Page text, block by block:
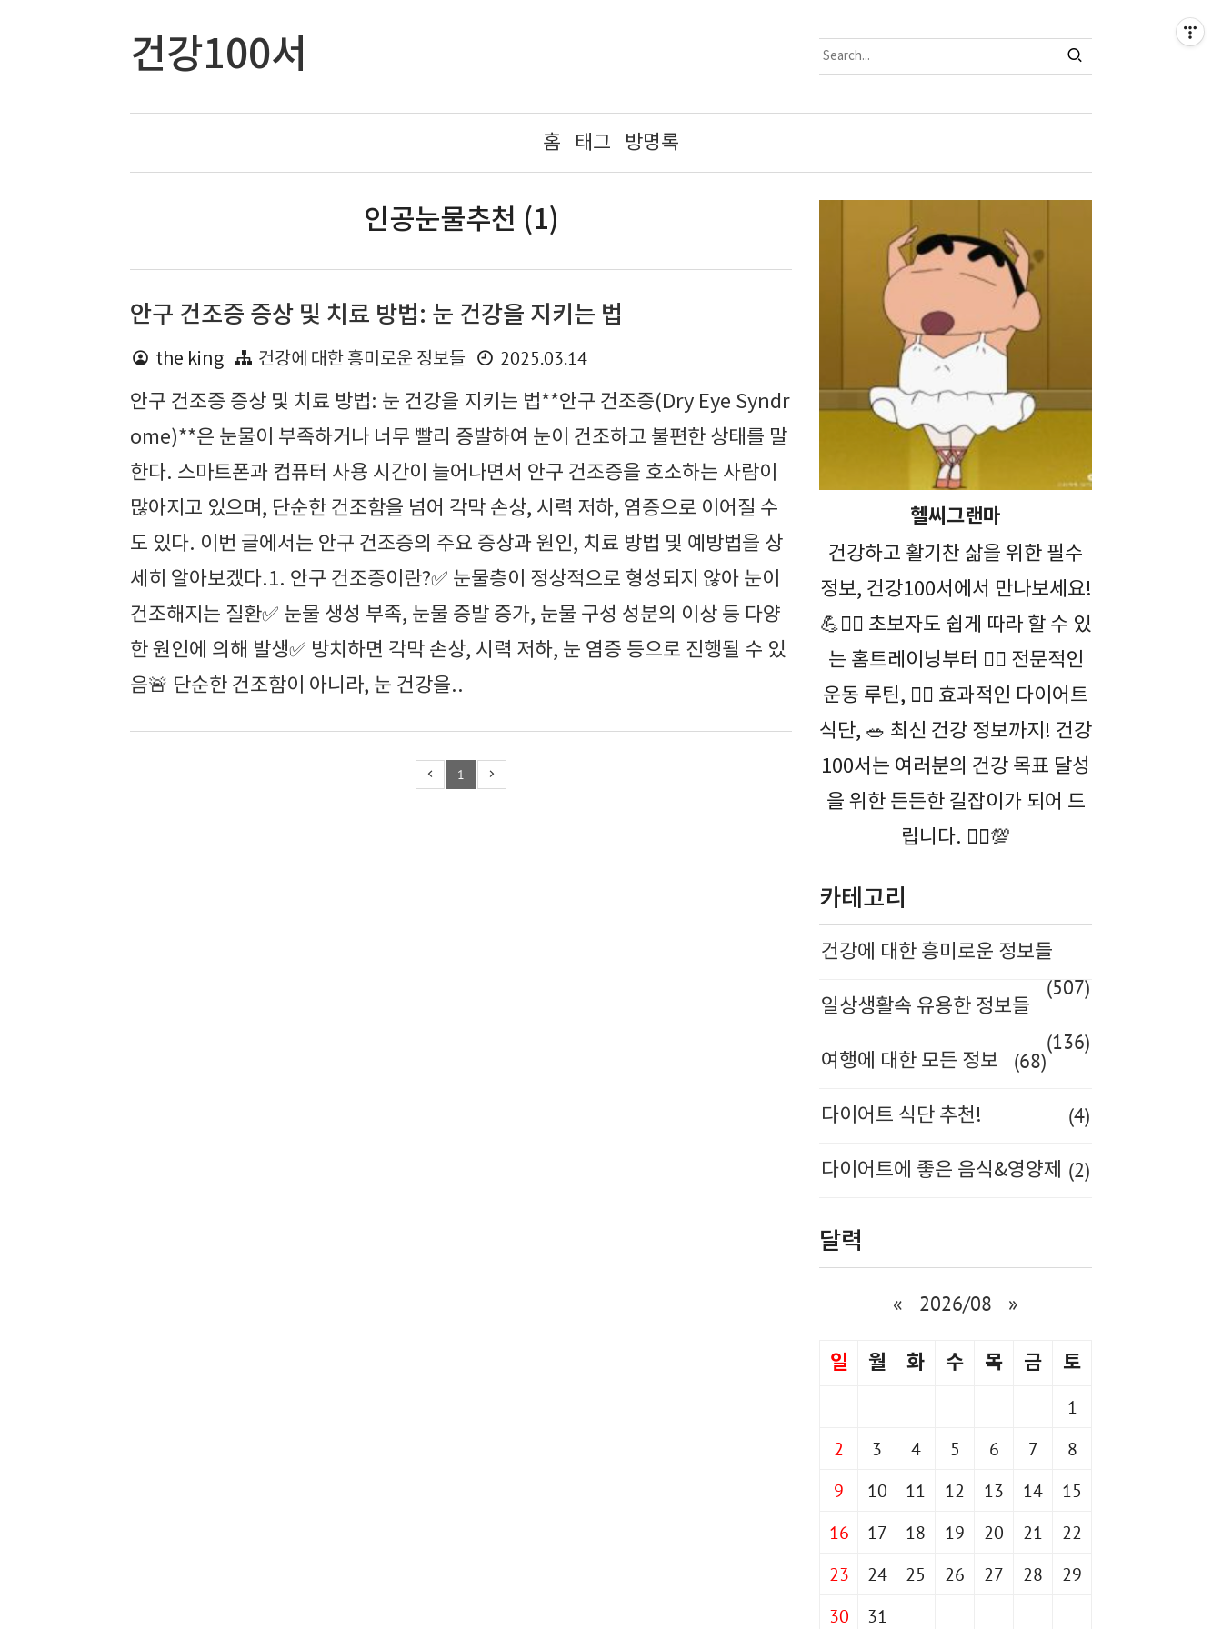
건강100서
홈 태그 방명록
인공눈물추천 (1)
안구 건조증 증상 및 치료 방법: 눈 건강을 지키는 법
the king 건강에 대한 흥미로운 정보들
2025.03.14
안구 건조증 증상 및 치료 방법: 눈 건강을 지키는 법**안구 건조증(Dry Eye Syndr
ome)**은 눈물이 부족하거나 너무 빨리 증발하여 눈이 건조하고 불편한 상태를 말
한다. 스마트폰과 컴퓨터 사용 시간이 늘어나면서 안구 건조증을 호소하는 사람이
많아지고 있으며, 단순한 건조함을 넘어 각막 손상, 시력 저하, 염증으로 이어질 수
도 있다. 이번 글에서는 안구 건조증의 주요 증상과 원인, 치료 방법 및 예방법을 상
세히 알아보겠다.1. 안구 건조증이란?✅ 눈물층이 정상적으로 형성되지 않아 눈이
건조해지는 질환✅ 눈물 생성 부족, 눈물 증발 증가, 눈물 구성 성분의 이상 등 다양
한 원인에 의해 발생✅ 방치하면 각막 손상, 시력 저하, 눈 염증 등으로 진행될 수 있
음🚨 단순한 건조함이 아니라, 눈 건강을..
1
헬씨그랜마
건강하고 활기찬 삶을 위한 필수
정보, 건강100서에서 만나보세요!
💪🤸‍♀️ 초보자도 쉽게 따라 할 수 있
는 홈트레이닝부터 🏋️‍♀️ 전문적인
운동 루틴, 🏃‍♂️ 효과적인 다이어트
식단, 🥗 최신 건강 정보까지! 건강
100서는 여러분의 건강 목표 달성
을 위한 든든한 길잡이가 되어 드
립니다. 🚶‍♀️💯
카테고리
건강에 대한 흥미로운 정보들
(507)
일상생활속 유용한 정보들
(136)
여행에 대한 모든 정보 (68)
다이어트 식단 추천! (4)
다이어트에 좋은 음식&영양제 (2)
달력
« 2026/08 »
일 월 화 수 목 금 토
1
2
3 4 5 6 7
8
9
10 11 12 13 14
15
16
17 18 19 20 21
22
23
24 25 26 27 28
29
30
31